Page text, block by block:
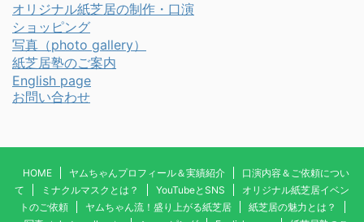
オリジナル紙芝居の制作・口演
ショッピング
写真 （photo gallery）
紙芝居塾のご案内
English page
お問い合わせ
HOME ヤムちゃんプロフィール＆実績紹介
口演内容＆ご依頼につい
て
ミナクルマスクとは？ YouTubeとSNS
オリジナル紙芝居イベン
トのご依頼
ヤムちゃん流！盛り上がる紙芝居
紙芝居の魅力とは？